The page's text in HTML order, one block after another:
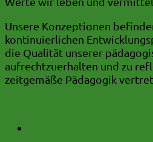
Unsere Konzeptionen
kontinuierlichen
die Qualität unserer
aufrechtzuerhalten und zu
zeitgemäße Pädagogik